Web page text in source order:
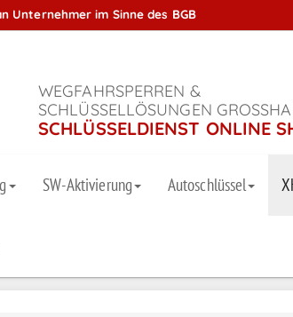
Unternehmer im Sinne des BGB
WEGFAHRSPERREN &
SCHLÜSSELLÖSUNGEN
SCHLÜSSELDIENST ONLINE
SW-Aktivierung Autoschlüssel